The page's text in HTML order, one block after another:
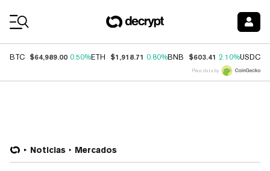
BTC $64,989.00 0.50%ETH $1,918.71 0.80%BNB $603.41 2.10%USDC
Price data by
Noticias Mercados